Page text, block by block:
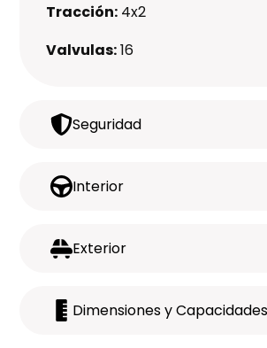
Seguridad
Interior
Exterior
Dimensiones y Capacidades
Tracción: 4x2
Valvulas:16